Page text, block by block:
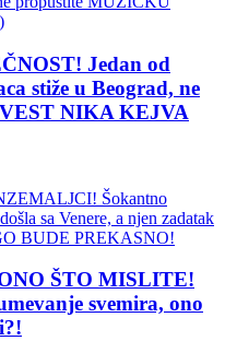
Jedan od
stiže u Beograd, ne
NIKA KEJVA
ŠTO MISLITE!
svemira, ono